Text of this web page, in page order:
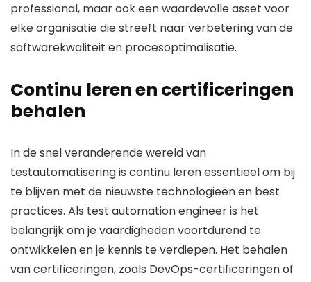
professional, maar ook een waardevolle asset voor
elke organisatie die streeft naar verbetering van de
softwarekwaliteit en procesoptimalisatie.
Continu leren en certificeringen
behalen
In de snel veranderende wereld van
testautomatisering is continu leren essentieel om bij
te blijven met de nieuwste technologieën en best
practices. Als test automation engineer is het
belangrijk om je vaardigheden voortdurend te
ontwikkelen en je kennis te verdiepen. Het behalen
van certificeringen, zoals DevOps-certificeringen of